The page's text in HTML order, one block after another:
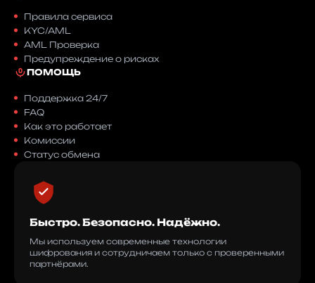
Правила сервиса
KYC/AML
AML Проверка
Предупреждение о рисках
ПОМОЩЬ
Поддержка 24/7
FAQ
Как это работает
Комиссии
Статус обмена
Быстро. Безопасно. Надёжно.
Мы используем современные технологии
шифрования и сотрудничаем только с проверенными
партнёрами.